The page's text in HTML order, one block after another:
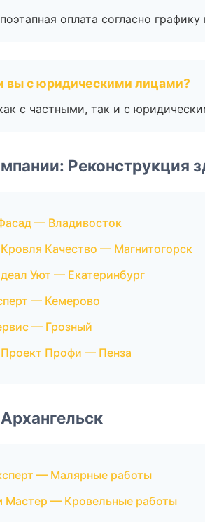
оплата согласно
вы с юридическими лицами?
с частными, так и с
Реконструкция
— Владивосток
Качество — Магнитогорск
Уют — Екатеринбург
— Кемерово
— Грозный
Профи — Пенза
— Малярные работы
— Кровельные работы